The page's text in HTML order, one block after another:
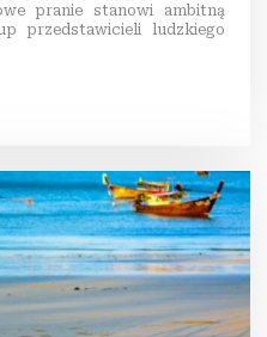
pranie stanowi ambitną
przedstawicieli ludzkiego